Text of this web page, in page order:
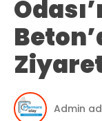
Admin